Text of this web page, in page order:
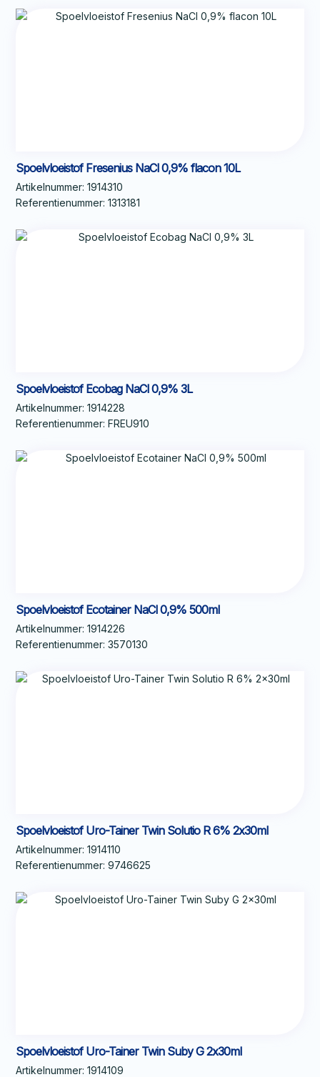
Spoelvloeistof Fresenius NaCl 0,9% flacon 10L
Artikelnummer: 1914310
Referentienummer: 1313181
Spoelvloeistof Ecobag NaCl 0,9% 3L
Artikelnummer: 1914228
Referentienummer: FREU910
Spoelvloeistof Ecotainer NaCl 0,9% 500ml
Artikelnummer: 1914226
Referentienummer: 3570130
Spoelvloeistof Uro-Tainer Twin Solutio R 6% 2x30ml
Artikelnummer: 1914110
Referentienummer: 9746625
Spoelvloeistof Uro-Tainer Twin Suby G 2x30ml
Artikelnummer: 1914109